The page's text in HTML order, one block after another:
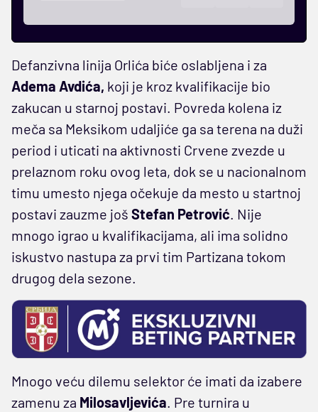
Defanzivna linija Orlića biće oslabljena i za
Adema Avdića, koji je kroz kvalifikacije bio
zakucan u starnoj postavi. Povreda kolena iz
meča sa Meksikom udaljiće ga sa terena na duži
period i uticati na aktivnosti Crvene zvezde u
prelaznom roku ovog leta, dok se u nacionalnom
timu umesto njega očekuje da mesto u startnoj
postavi zauzme još Stefan Petrović. Nije
mnogo igrao u kvalifikacijama, ali ima solidno
iskustvo nastupa za prvi tim Partizana tokom
drugog dela sezone.
Mnogo veću dilemu selektor će imati da izabere
zamenu za Milosavljevića. Pre turnira u